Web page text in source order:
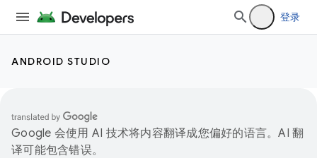
登录
ANDROID STUDIO
Google 会使用 AI 技术将内容翻译成您偏好的语言。AI 翻
译可能包含错误。